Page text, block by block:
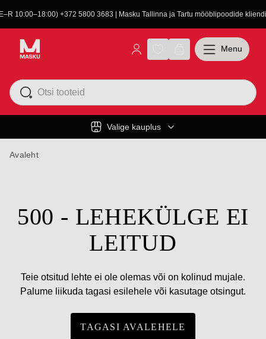
10:00–18:00) +372 5800 3683 | Masku Tallinna ja Tartu mööblipoodide
Valige kauplus
Menu
Avaleht
500 - LEHEKÜLGE EI
LEITUD
Teie otsitud lehte ei ole olemas või on kolinud mujale.
Palume liikuda tagasi esilehele või kasutage otsingut.
TAGASI AVALEHELE